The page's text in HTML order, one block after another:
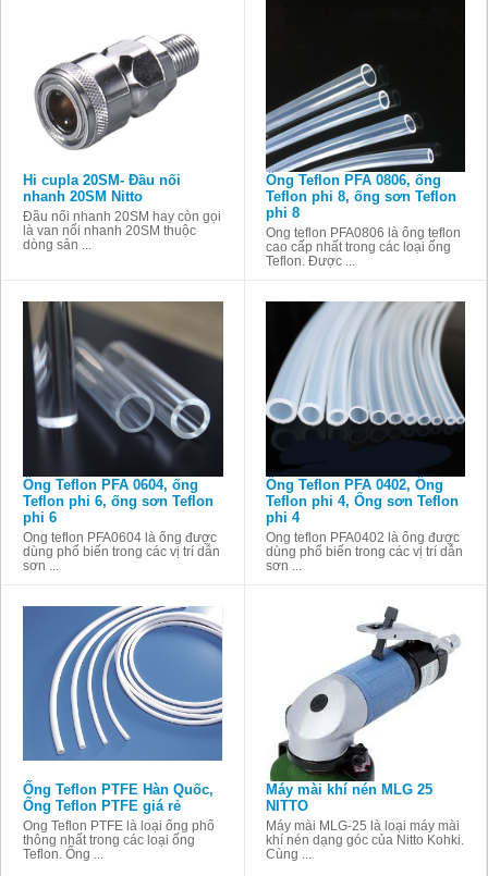
Hi cupla 20SM- Đầu nối
nhanh 20SM Nitto
Đầu nối nhanh 20SM hay còn gọi
là van nối nhanh 20SM thuộc
dòng sản ...
Ống Teflon PFA 0806, ống
Teflon phi 8, ống sơn Teflon
phi 8
Ống teflon PFA0806 là ống teflon
cao cấp nhất trong các loại ống
Teflon. Được ...
Ống Teflon PFA 0604, ống
Teflon phi 6, ống sơn Teflon
phi 6
Ống teflon PFA0604 là ống được
dùng phổ biến trong các vị trí dẫn
sơn ...
Ống Teflon PFA 0402, Ống
Teflon phi 4, Ống sơn Teflon
phi 4
Ống teflon PFA0402 là ống được
dùng phổ biến trong các vị trí dẫn
sơn ...
Ống Teflon PTFE Hàn Quốc,
Ống Teflon PTFE giá rẻ
Ống Teflon PTFE là loại ống phổ
thông nhất trong các loại ống
Teflon. Ống ...
Máy mài khí nén MLG 25
NITTO
Máy mài MLG-25 là loại máy mài
khí nén dạng góc của Nitto Kohki.
Cùng ...